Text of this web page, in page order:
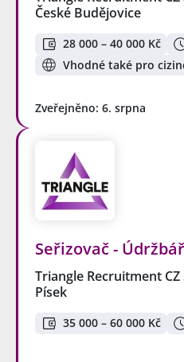
České Budějovice
28 000 – 40 000 Kč
Vhodné také pro
Zveřejněno: 6. srpna
Seřizovač - Údržbář
Triangle Recruitment CZ
Písek
35 000 – 60 000 Kč